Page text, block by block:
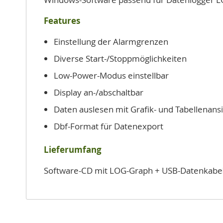
Features
Einstellung der Alarmgrenzen
Diverse Start-/Stoppmöglichkeiten
Low-Power-Modus einstellbar
Display an-/abschaltbar
Daten auslesen mit Grafik- und
Dbf-Format für Datenexport
Lieferumfang
Software-CD mit LOG-Graph + USB-